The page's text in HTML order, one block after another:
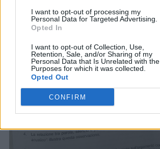
I want to opt-out of processing my
Personal Data for Targeted Advertising.
Opted In
I want to opt-out of Collection, Use,
Retention, Sale, and/or Sharing of my
Personal Data that Is Unrelated with the
Purposes for which it was collected.
Opted Out
CONFIRM